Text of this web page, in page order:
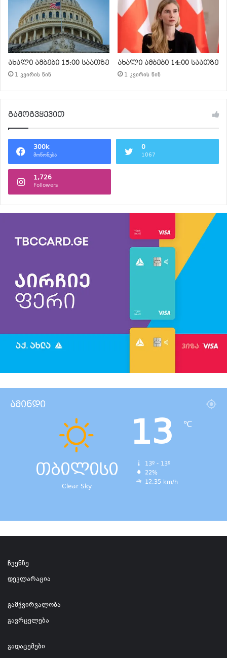
ახალი ამბები 15:00 საათზე
1 კვირის წინ
ახალი ამბები 14:00 საათზე
1 კვირის წინ
გამოგვყევით
300k
მოწონება
0
1067
1,726
Followers
ამინდი
თბილისი
Clear Sky
13 ℃
13º - 13º
22%
12.35 km/h
ჩვენზე
დეკლარაცია
გამჭვირვალობა
გავრცელება
გადაცემები